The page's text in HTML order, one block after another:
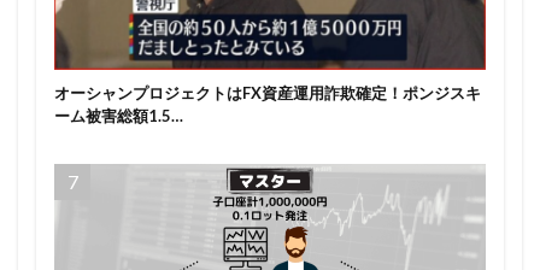
オーシャンプロジェクトはFX資産運用詐欺確定！ポンジスキ
ーム被害総額1.5…